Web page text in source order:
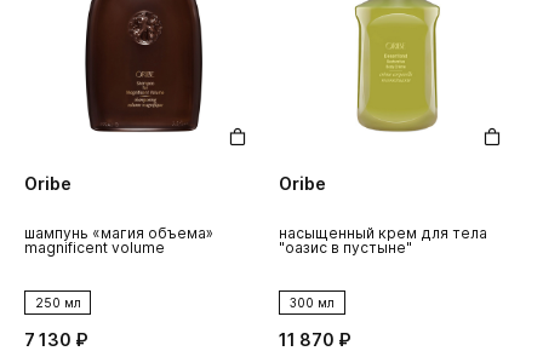
Oribe
шампунь «магия объема»
magnificent volume
250 мл
7 130 ₽
Oribe
насыщенный крем для тела
"оазис в пустыне"
300 мл
11 870 ₽